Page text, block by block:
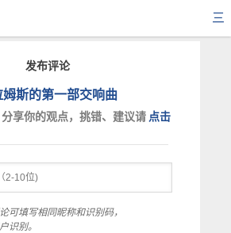
三
发布评论
姆斯的第一部交响曲
享你的观点，挑错、建议请 点击
可填写相同昵称和识别码，
识别。